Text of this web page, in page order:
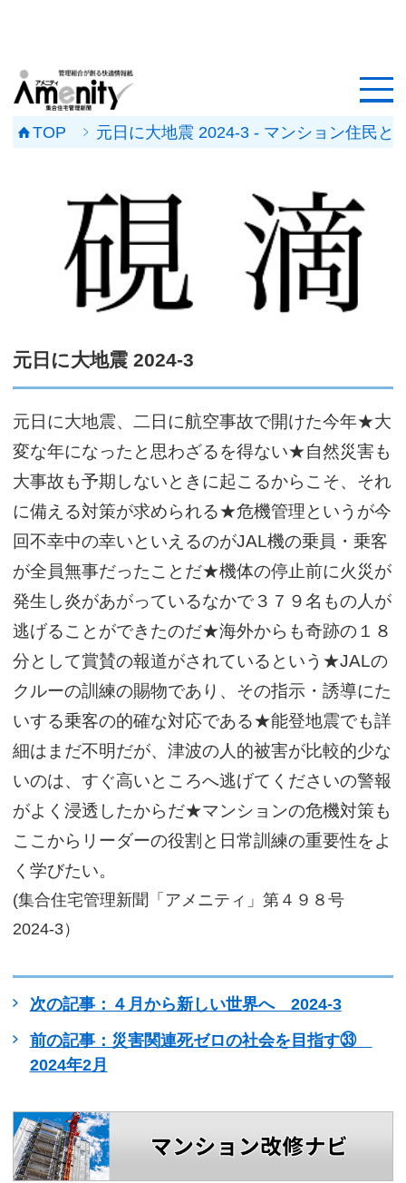
記事一覧
工事事例
メンテナンス会社
マンションメンテの無料相談
会社概要
サイトマップ
TOP 元日に大地震 2024-3 - マンション住民と
元日に大地震 2024-3
元日に大地震、二日に航空事故で開けた今年★大
変な年になったと思わざるを得ない★自然災害も
大事故も予期しないときに起こるからこそ、それ
に備える対策が求められる★危機管理というが今
回不幸中の幸いといえるのがJAL機の乗員・乗客
が全員無事だったことだ★機体の停止前に火災が
発生し炎があがっているなかで３７９名もの人が
逃げることができたのだ★海外からも奇跡の１８
分として賞賛の報道がされているという★JALの
クルーの訓練の賜物であり、その指示・誘導にた
いする乗客の的確な対応である★能登地震でも詳
細はまだ不明だが、津波の人的被害が比較的少な
いのは、すぐ高いところへ逃げてくださいの警報
がよく浸透したからだ★マンションの危機対策も
ここからリーダーの役割と日常訓練の重要性をよ
く学びたい。
(集合住宅管理新聞「アメニティ」第４９８号
2024-3）
次の記事：４月から新しい世界へ 2024-3
前の記事：災害関連死ゼロの社会を目指す㉝
2024年2月